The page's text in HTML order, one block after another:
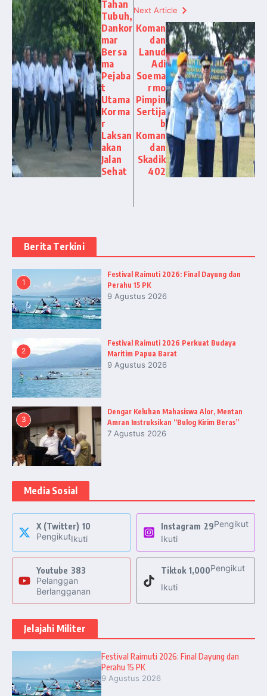
Tahan
Tubuh,
Dankor
mar
Bersa
ma
Pejaba
t
Utama
Korma
r
Laksan
akan
Jalan
Sehat
Next Article
Koman
dan
Lanud
Adi
Soema
rmo
Pimpin
Sertija
b
Koman
dan
Skadik
402
Berita Terkini
1
Festival Raimuti 2026: Final Dayung dan
Perahu 15 PK
9 Agustus 2026
2
Festival Raimuti 2026 Perkuat Budaya
Maritim Papua Barat
9 Agustus 2026
3
Dengar Keluhan Mahasiswa Alor, Mentan
Amran Instruksikan “Bulog Kirim Beras”
7 Agustus 2026
Media Sosial
X (Twitter) 10
PengikutIkuti
Instagram 29Pengikut
Ikuti
Youtube 383
Pelanggan
Berlangganan
Tiktok 1,000Pengikut
Ikuti
Jelajahi Militer
Festival Raimuti 2026: Final Dayung dan
Perahu 15 PK
9 Agustus 2026